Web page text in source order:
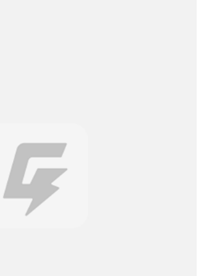
事前オンライン決済
事前オンライン決済